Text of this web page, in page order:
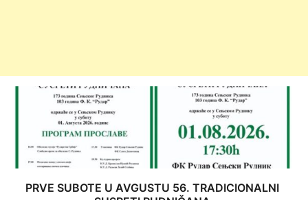
PRVE SUBOTE U AVGUSTU 56. TRADICIONALNI